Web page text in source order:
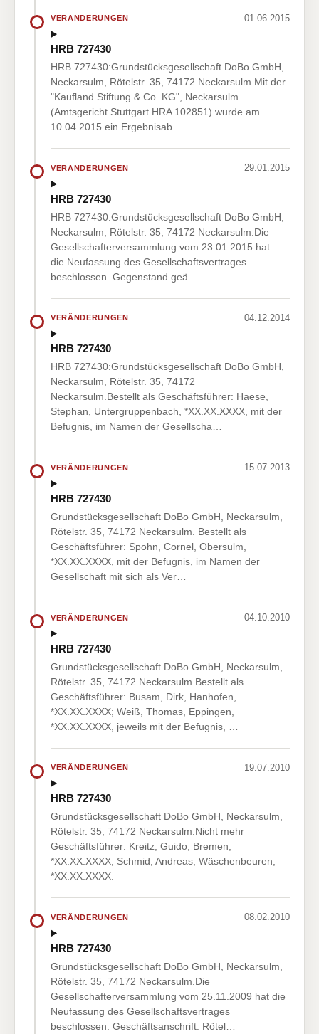
VERÄNDERUNGEN 01.06.2015
HRB 727430
HRB 727430:Grundstücksgesellschaft DoBo GmbH,
Neckarsulm, Rötelstr. 35, 74172 Neckarsulm.Mit der
"Kaufland Stiftung & Co. KG", Neckarsulm
(Amtsgericht Stuttgart HRA 102851) wurde am
10.04.2015 ein Ergebnisab…
VERÄNDERUNGEN 29.01.2015
HRB 727430
HRB 727430:Grundstücksgesellschaft DoBo GmbH,
Neckarsulm, Rötelstr. 35, 74172 Neckarsulm.Die
Gesellschafterversammlung vom 23.01.2015 hat
die Neufassung des Gesellschaftsvertrages
beschlossen. Gegenstand geä…
VERÄNDERUNGEN 04.12.2014
HRB 727430
HRB 727430:Grundstücksgesellschaft DoBo GmbH,
Neckarsulm, Rötelstr. 35, 74172
Neckarsulm.Bestellt als Geschäftsführer: Haese,
Stephan, Untergruppenbach, *XX.XX.XXXX, mit der
Befugnis, im Namen der Gesellscha…
VERÄNDERUNGEN 15.07.2013
HRB 727430
Grundstücksgesellschaft DoBo GmbH, Neckarsulm,
Rötelstr. 35, 74172 Neckarsulm. Bestellt als
Geschäftsführer: Spohn, Cornel, Obersulm,
*XX.XX.XXXX, mit der Befugnis, im Namen der
Gesellschaft mit sich als Ver…
VERÄNDERUNGEN 04.10.2010
HRB 727430
Grundstücksgesellschaft DoBo GmbH, Neckarsulm,
Rötelstr. 35, 74172 Neckarsulm.Bestellt als
Geschäftsführer: Busam, Dirk, Hanhofen,
*XX.XX.XXXX; Weiß, Thomas, Eppingen,
*XX.XX.XXXX, jeweils mit der Befugnis, …
VERÄNDERUNGEN 19.07.2010
HRB 727430
Grundstücksgesellschaft DoBo GmbH, Neckarsulm,
Rötelstr. 35, 74172 Neckarsulm.Nicht mehr
Geschäftsführer: Kreitz, Guido, Bremen,
*XX.XX.XXXX; Schmid, Andreas, Wäschenbeuren,
*XX.XX.XXXX.
VERÄNDERUNGEN 08.02.2010
HRB 727430
Grundstücksgesellschaft DoBo GmbH, Neckarsulm,
Rötelstr. 35, 74172 Neckarsulm.Die
Gesellschafterversammlung vom 25.11.2009 hat die
Neufassung des Gesellschaftsvertrages
beschlossen. Geschäftsanschrift: Rötel…